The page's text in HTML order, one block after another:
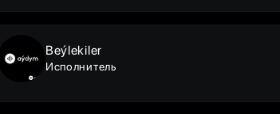
Beýlekiler
Исполнитель